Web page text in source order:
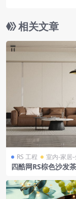
相关文章
RS 工程 室内-家居-
四酷网RS棕色沙发